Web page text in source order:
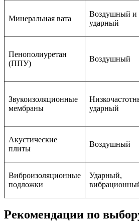
Минеральная вата
Воздушный и
ударный
Пенополиуретан
(ППУ)
Воздушный
Звукоизоляционные
мембраны
ударный
Акустические
плиты
Воздушный
Виброизоляционные
подложки
Ударный,
Рекомендации по